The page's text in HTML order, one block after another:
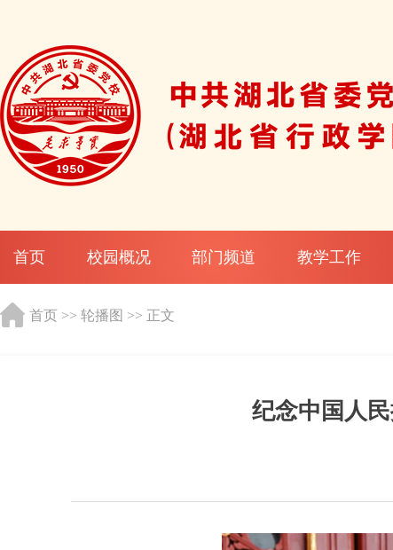
首页 校园概况 部门频道 教学工作
首页 >> 轮播图 >> 正文
纪念中国人